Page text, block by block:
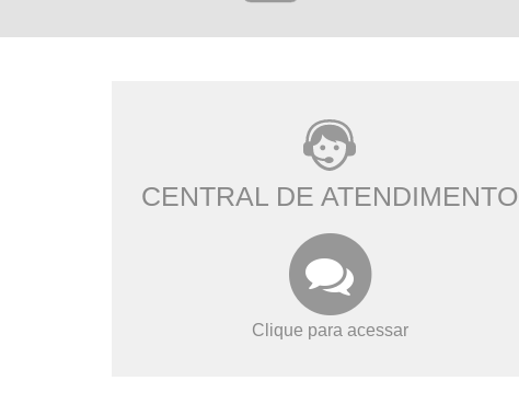
CENTRAL DE ATENDIMENTO
Clique para acessar